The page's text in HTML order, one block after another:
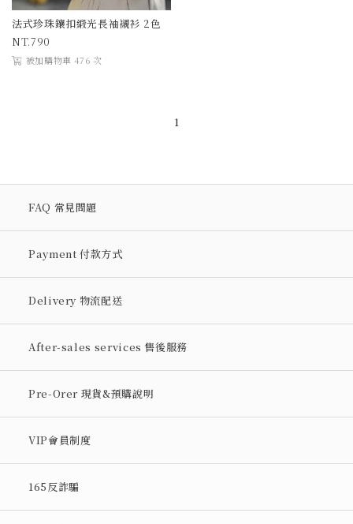
法式珍珠鑲扣緞光長袖襯衫 2色
790
被加購物車 476 次
1
FAQ 常見問題
Payment 付款方式
Delivery 物流配送
After-sales services 售後服務
Pre-Orer 現貨&預購說明
VIP會員制度
165反詐騙